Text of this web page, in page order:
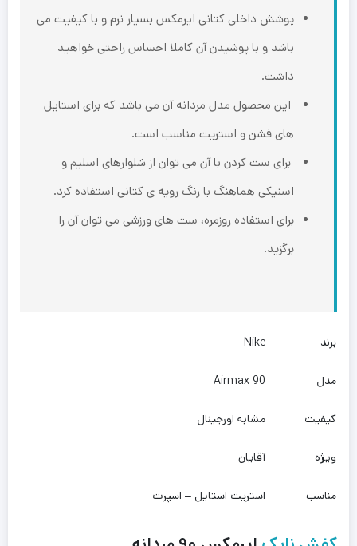
پوشش داخلی کتانی ایرمکس بسیار نرم و با کیفیت می
باشد و با پوشیدن آن ‌کاملا احساس راحتی خواهید
داشت.
این‌ محصول مدل مردانه آن می باشد که برای استایل
های فشن و استریت مناسب است.
برای ست کردن با آن می توان از شلوارهای اسلیم و
اسنیکی هماهنگ با رنگ رویه ی کتانی استفاده کرد.
برای استفاده روزمره، ست های ورزشی می توان آن را
برگزید.
برند Nike
مدل Airmax 90
کیفیت مشابه اورجینال
ویژه آقایان
مناسب استریت استایل – اسپرت